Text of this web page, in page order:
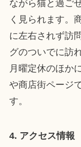
ながら猫と過ご
く見られます。
に左右されず訪
グのついでに訪
月曜定休のほか
や商店街ページ
す。
4. アクセス情報